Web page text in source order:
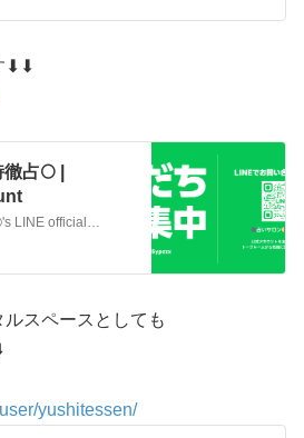
⬇⬇
占🌕 |
🌑占いサロン🌗侑詩徹占🌕's LINE official account profile page. Add them as a friend for the latest news.
スペースとしても
yushitessen/